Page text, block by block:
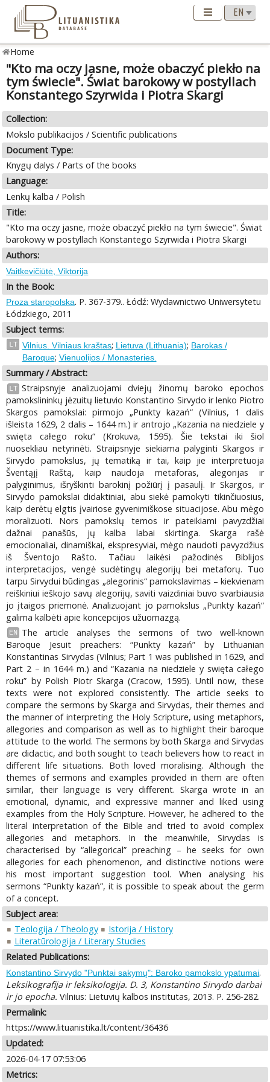
Home
"Kto ma oczy jasne, może obaczyć piekło na
tym świecie". Świat barokowy w postyllach
Konstantego Szyrwida i Piotra Skargi
Collection:
Mokslo publikacijos / Scientific publications
Document Type:
Knygų dalys / Parts of the books
Language:
Lenkų kalba / Polish
Title:
"Kto ma oczy jasne, może obaczyć piekło na tym świecie". Świat
barokowy w postyllach Konstantego Szyrwida i Piotra Skargi
Authors:
Vaitkevičiūtė, Viktorija
In the Book:
Proza staropolska. P. 367-379.. Łódź: Wydawnictwo Uniwersytetu
Łódzkiego, 2011
Subject terms:
LT Vilnius. Vilniaus kraštas; Lietuva (Lithuania); Barokas /
Baroque; Vienuolijos / Monasteries.
Summary / Abstract:
LT Straipsnyje analizuojami dviejų žinomų baroko epochos
pamokslininkų jėzuitų lietuvio Konstantino Sirvydo ir lenko Piotro
Skargos pamokslai: pirmojo „Punkty kazań“ (Vilnius, 1 dalis
išleista 1629, 2 dalis – 1644 m.) ir antrojo „Kazania na niedziele y
swięta całego roku“ (Krokuva, 1595). Šie tekstai iki šiol
nuosekliau netyrinėti. Straipsnyje siekiama palyginti Skargos ir
Sirvydo pamokslus, jų tematiką ir tai, kaip jie interpretuoja
Šventąjį Raštą, kaip naudoja metaforas, alegorijas ir
palyginimus, išryškinti barokinį požiūrį į pasaulį. Ir Skargos, ir
Sirvydo pamokslai didaktiniai, abu siekė pamokyti tikinčiuosius,
kaip derėtų elgtis įvairiose gyvenimiškose situacijose. Abu mėgo
moralizuoti. Nors pamokslų temos ir pateikiami pavyzdžiai
dažnai panašūs, jų kalba labai skirtinga. Skarga rašė
emocionaliai, dinamiškai, ekspresyviai, mėgo naudoti pavyzdžius
iš Šventojo Rašto. Tačiau laikėsi pažodinės Biblijos
interpretacijos, vengė sudėtingų alegorijų bei metaforų. Tuo
tarpu Sirvydui būdingas „alegorinis“ pamokslavimas – kiekvienam
reiškiniui ieškojo savų alegorijų, saviti vaizdiniai buvo svarbiausia
jo įtaigos priemonė. Analizuojant jo pamokslus „Punkty kazań“
galima kalbėti apie koncepcijos užuomazgą.
EN
The article analyses the sermons of two well-known
Baroque Jesuit preachers: “Punkty kazań” by Lithuanian
Konstantinas Sirvydas (Vilnius; Part 1 was published in 1629, and
Part 2 – in 1644 m.) and “Kazania na niedziele y swięta całego
roku” by Polish Piotr Skarga (Cracow, 1595). Until now, these
texts were not explored consistently. The article seeks to
compare the sermons by Skarga and Sirvydas, their themes and
the manner of interpreting the Holy Scripture, using metaphors,
allegories and comparison as well as to highlight their baroque
attitude to the world. The sermons by both Skarga and Sirvydas
are didactic, and both sought to teach believers how to react in
different life situations. Both loved moralising. Although the
themes of sermons and examples provided in them are often
similar, their language is very different. Skarga wrote in an
emotional, dynamic, and expressive manner and liked using
examples from the Holy Scripture. However, he adhered to the
literal interpretation of the Bible and tried to avoid complex
allegories and metaphors. In the meanwhile, Sirvydas is
characterised by “allegorical” preaching – he seeks for own
allegories for each phenomenon, and distinctive notions were
his most important suggestion tool. When analysing his
sermons “Punkty kazań”, it is possible to speak about the germ
of a concept.
Subject area:
Teologija / Theology
Istorija / History
Literatūrologija / Literary Studies
Related Publications:
Konstantino Sirvydo "Punktai sakymų": Baroko pamokslo ypatumai.
Leksikografija ir leksikologija. D. 3, Konstantino Sirvydo darbai
ir jo epocha. Vilnius: Lietuvių kalbos institutas, 2013. P. 256-282.
Permalink:
https://www.lituanistika.lt/content/36436
Updated:
2026-04-17 07:53:06
Metrics: